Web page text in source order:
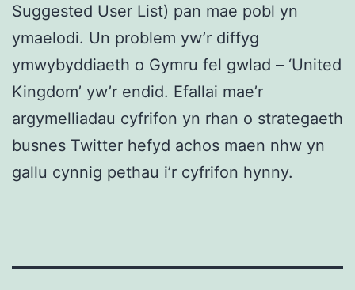
Suggested User List) pan mae pobl yn
ymaelodi. Un problem yw’r diffyg
ymwybyddiaeth o Gymru fel gwlad – ‘United
Kingdom’ yw’r endid. Efallai mae’r
argymelliadau cyfrifon yn rhan o strategaeth
busnes Twitter hefyd achos maen nhw yn
gallu cynnig pethau i’r cyfrifon hynny.